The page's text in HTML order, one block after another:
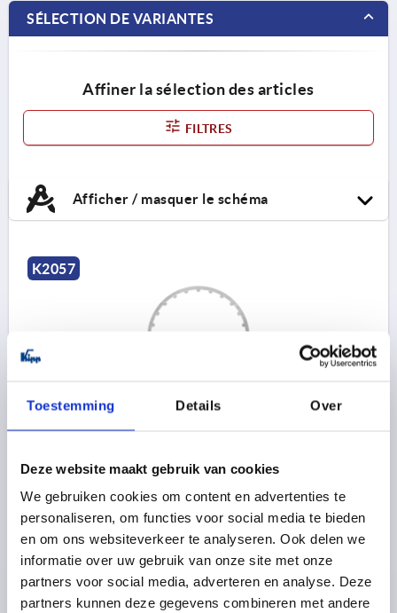
Toestemming Details Over
Deze website maakt gebruik van cookies
We gebruiken cookies om content en advertenties te
personaliseren, om functies voor social media te bieden
en om ons websiteverkeer te analyseren. Ook delen we
informatie over uw gebruik van onze site met onze
partners voor social media, adverteren en analyse. Deze
partners kunnen deze gegevens combineren met andere
SÉLECTION DE VARIANTES
Affiner la sélection des articles
FILTRES
Afficher / masquer le schéma
K2057
PROFILÉ ALUMINIUM TYPE I L=1000, ROND, D=50
DIAMÈTRE EXTÉRIEUR=50
Référence: K2057.50X1000
18,25 €
hors TVA
hors frais d’envoi